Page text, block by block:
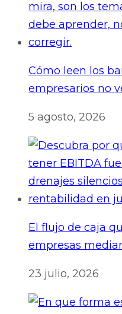
Cómo leen los
empresarios no
5 agosto, 2026
El flujo de caja
empresas
23 julio, 2026